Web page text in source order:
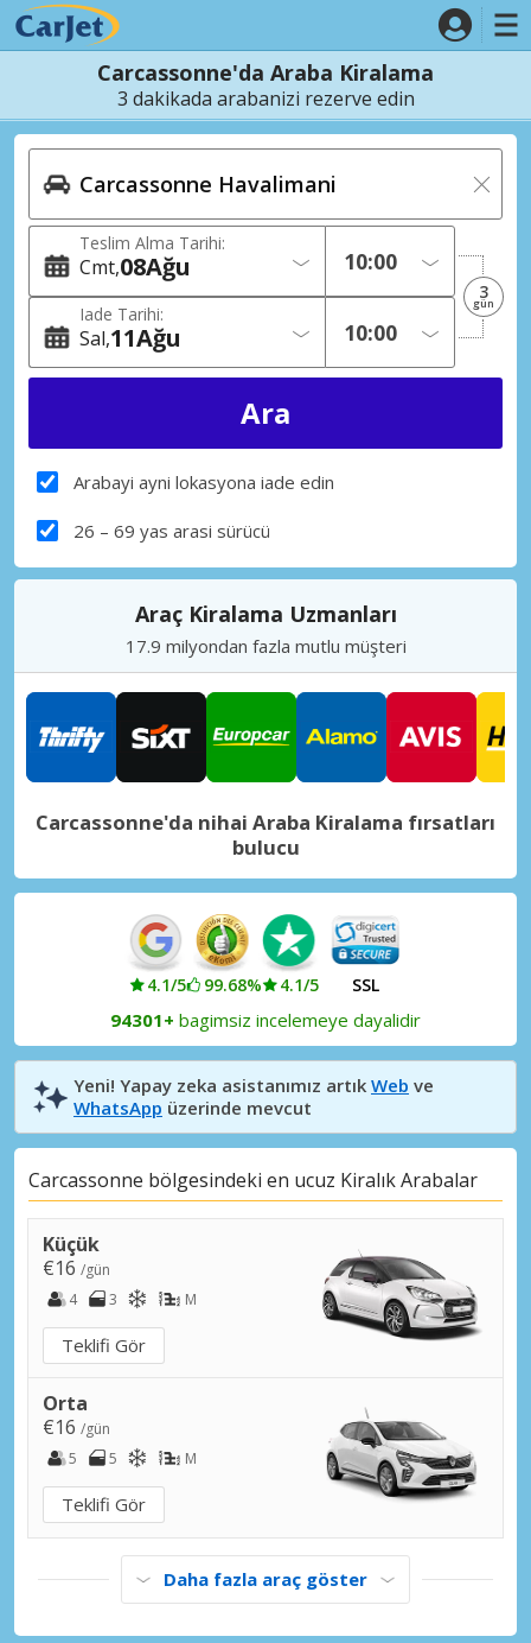
Carcassonne'da Araba Kiralama
3 dakikada arabanizi rezerve edin
Teslim Alma Tarihi:
Cmt 08Ağu
Iade Tarihi:
Sal 11Ağu
3
gün
Arabayi ayni lokasyona iade edin
26 – 69 yas arasi sürücü
Araç Kiralama Uzmanları
17.9 milyondan fazla mutlu müşteri
Carcassonne'da nihai Araba Kiralama fırsatları
bulucu
4.1/5 99.68% 4.1/5 SSL
94301+ bagimsiz incelemeye dayalidir
Yeni! Yapay zeka asistanımız artık Web ve
WhatsApp üzerinde mevcut
Carcassonne bölgesindeki en ucuz Kiralık Arabalar
Küçük
€16 /gün
4
3 M
Teklifi Gör
Orta
€16 /gün
5
5 M
Teklifi Gör
Daha fazla araç göster